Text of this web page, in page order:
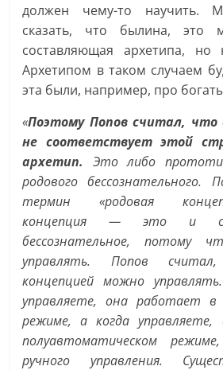
должен чему-то научить.
сказать, что былина, это
составляющая архетипа, но
Архетипом в таком случаем
эта были, например, про
«Поэтому Попов считал, что
не соответствует этой
архетип.
Это либо
родового бессознательного.
термин «родовая
концепция — это и
бессознательное, потому
управлять. Попов
концепцией можно
управляете, она работает в
режиме, а когда
полуавтоматическом
ручного управления.